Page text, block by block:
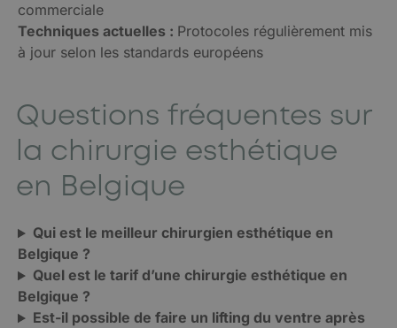
commerciale
Techniques actuelles : Protocoles régulièrement mis
à jour selon les standards européens
Questions fréquentes sur
la chirurgie esthétique
en Belgique
Qui est le meilleur chirurgien esthétique en
Belgique ?
Quel est le tarif d’une chirurgie esthétique en
Belgique ?
Est-il possible de faire un lifting du ventre après